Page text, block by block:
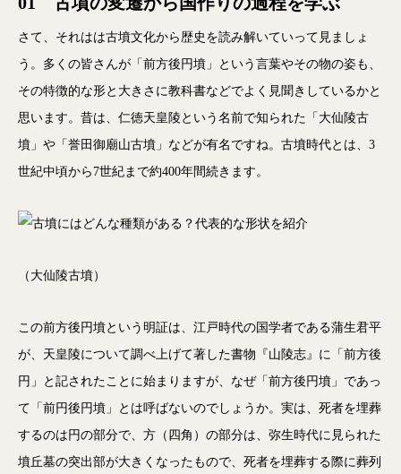
さて、それはは古墳文化から歴史を読み解いていって見ましょ
う。多くの皆さんが「前方後円墳」という言葉やその物の姿も、
その特徴的な形と大きさに教科書などでよく見聞きしているかと
思います。昔は、仁徳天皇陵という名前で知られた「大仙陵古
墳」や「誉田御廟山古墳」などが有名ですね。古墳時代とは、3
世紀中頃から7世紀まで約400年間続きます。
（大仙陵古墳）
この前方後円墳という明証は、江戸時代の国学者である蒲生君平
が、天皇陵について調べ上げて著した書物『山陵志』に「前方後
円」と記されたことに始まりますが、なぜ「前方後円墳」であっ
て「前円後円墳」とは呼ばないのでしょうか。実は、死者を埋葬
するのは円の部分で、方（四角）の部分は、弥生時代に見られた
墳丘墓の突出部が大きくなったもので、死者を埋葬する際に葬列